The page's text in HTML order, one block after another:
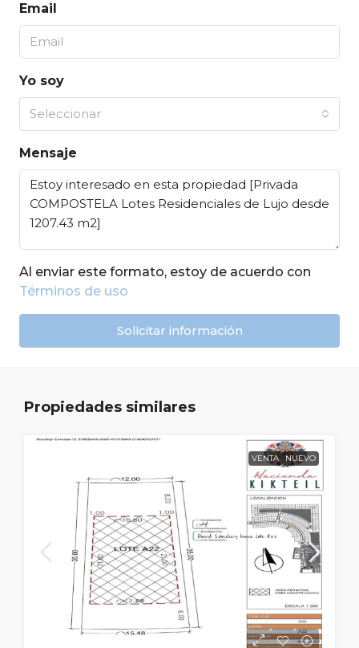
Email
Yo soy
Seleccionar
Mensaje
Al enviar este formato, estoy de acuerdo con
Términos de uso
Solicitar información
Propiedades similares
VENTA NUEVO